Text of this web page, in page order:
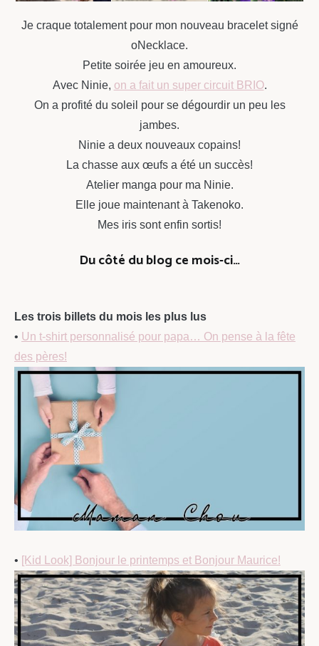
Je craque totalement pour mon nouveau bracelet signé
oNecklace.
Petite soirée jeu en amoureux.
Avec Ninie, on a fait un super circuit BRIO.
On a profité du soleil pour se dégourdir un peu les
jambes.
Ninie a deux nouveaux copains!
La chasse aux œufs a été un succès!
Atelier manga pour ma Ninie.
Elle joue maintenant à Takenoko.
Mes iris sont enfin sortis!
Du côté du blog ce mois-ci…
Les trois billets du mois les plus lus
• Un t-shirt personnalisé pour papa… On pense à la fête
des pères!
• [Kid Look] Bonjour le printemps et Bonjour Maurice!